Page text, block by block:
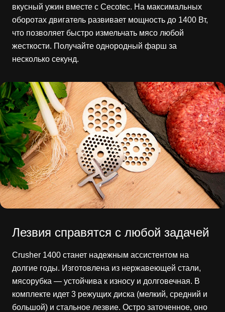
вкусный ужин вместе с Cecotec. На максимальных
оборотах двигатель развивает мощность до 1400 Вт,
что позволяет быстро измельчать мясо любой
жесткости. Получайте однородный фарш за
несколько секунд.
Лезвия справятся с любой задачей
Crusher 1400 станет надежным ассистентом на
долгие годы. Изготовлена из нержавеющей стали,
мясорубка — устойчива к износу и долговечная. В
комплекте идет 3 режущих диска (мелкий, средний и
большой) и стальное лезвие. Остро заточенное, оно